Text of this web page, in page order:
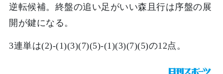
逆転候補。終盤の追い足がいい森且行は序盤の展
開が鍵になる。
3連単は(2)-(1)(3)(7)(5)-(1)(3)(7)(5)の12点。